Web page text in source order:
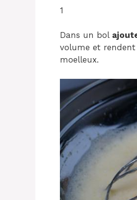
1
Dans un bol
volume et
moelleux.